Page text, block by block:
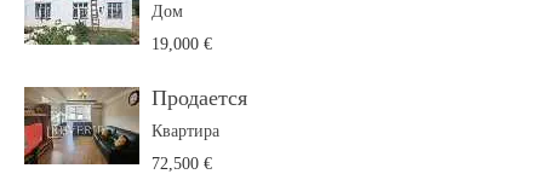
Дом
19,000 €
Продается
Квартира
72,500 €